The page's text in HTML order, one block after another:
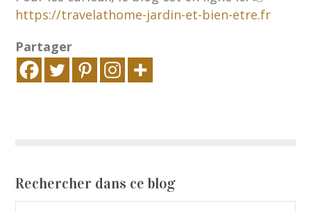
https://travelathome-jardin-et-bien-etre.fr
Partager
Rechercher dans ce blog